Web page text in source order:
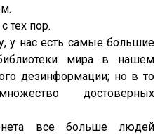
тех пор.
у нас есть самые большие
мира в нашем
дезинформации; но в то
достоверных
все больше людей